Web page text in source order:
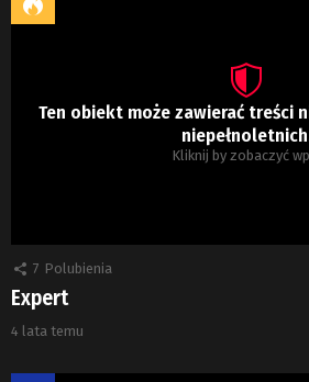
Ten obiekt może zawierać treści
Kliknij by zobaczyć
7 Polubienia
Expert
4 lata temu